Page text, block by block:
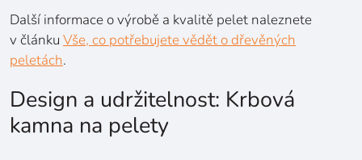
Další informace o výrobě a kvalitě pelet naleznete
v článku Vše, co potřebujete vědět o dřevěných
peletách.
Design a udržitelnost: Krbová
kamna na pelety